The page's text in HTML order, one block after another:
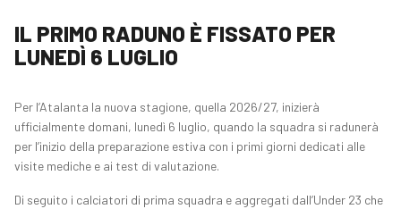
IL PRIMO RADUNO È FISSATO PER
LUNEDÌ 6 LUGLIO
Per l’Atalanta la nuova stagione, quella 2026/27, inizierà
ufficialmente domani, lunedì 6 luglio, quando la squadra si radunerà
per l’inizio della preparazione estiva con i primi giorni dedicati alle
visite mediche e ai test di valutazione.
Di seguito i calciatori di prima squadra e aggregati dall’Under 23 che